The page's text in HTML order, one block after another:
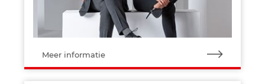
Meer informatie